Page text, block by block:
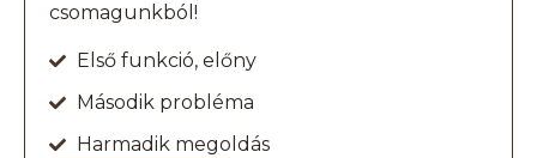
csomagunkból!
Első funkció, előny
Második probléma
Harmadik megoldás